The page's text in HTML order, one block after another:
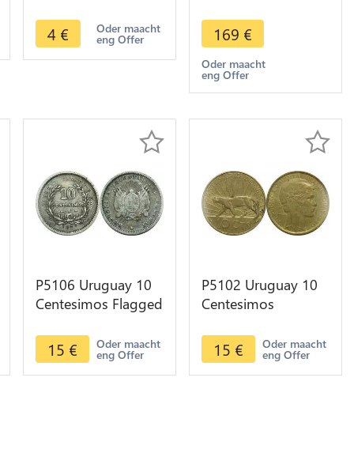
4 € Oder maacht
eng Offer
>Make offer
169 €
Oder maacht
eng Offer
P5106 Uruguay 10
Centesimos Flagged
Silver -> Make offer
15 € Oder maacht
eng Offer
P5102 Uruguay 10
Centesimos
Centennial Morlon
Puma 1930
15 € Oder maacht
eng Offer